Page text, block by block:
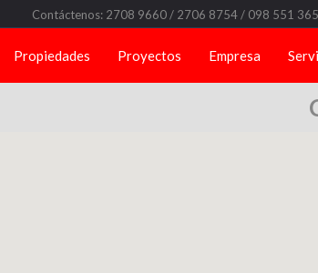
Contáctenos: 2708 9660 / 2706 8754 / 098 551
Propiedades Proyectos Empresa